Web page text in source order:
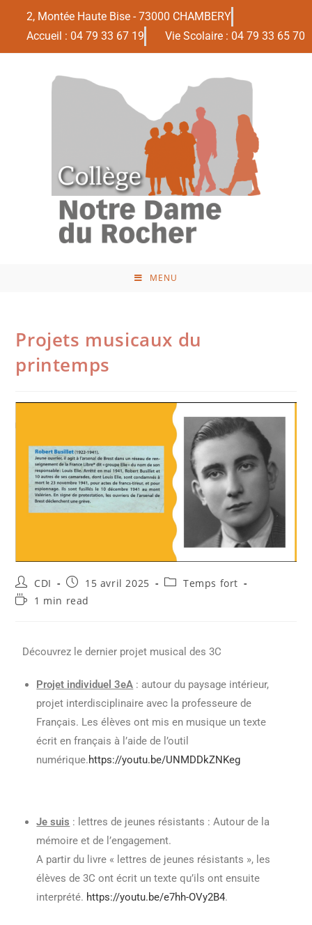
2, Montée Haute Bise - 73000 CHAMBERY
Accueil : 04 79 33 67 19
Vie Scolaire : 04 79 33 65 70
MENU
Projets musicaux du
printemps
CDI 15 avril 2025
Temps fort
1 min read
Découvrez le dernier projet musical des 3C
Projet individuel 3eA : autour du paysage intérieur,
projet interdisciplinaire avec la professeure de
Français. Les élèves ont mis en musique un texte
écrit en français à l’aide de l’outil
numérique.https://youtu.be/UNMDDkZNKeg
Je suis : lettres de jeunes résistants : Autour de la
mémoire et de l’engagement.
A partir du livre « lettres de jeunes résistants », les
élèves de 3C ont écrit un texte qu’ils ont ensuite
interprété. https://youtu.be/e7hh-OVy2B4.